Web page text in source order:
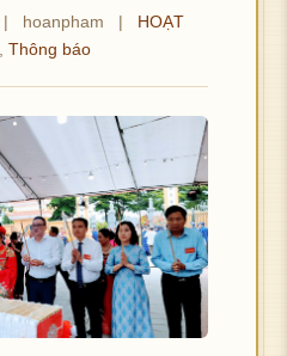
| hoanpham |
HOẠT
Thông báo